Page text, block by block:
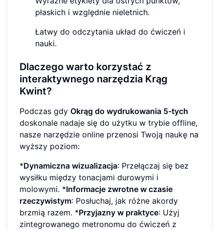
płaskich i względnie nieletnich.
Łatwy do odczytania układ do ćwiczeń i
nauki.
Dlaczego warto korzystać z
interaktywnego narzędzia Krąg
Kwint?
Podczas gdy Okrąg do wydrukowania 5-tych
doskonale nadaje się do użytku w trybie offline,
nasze narzędzie online przenosi Twoją naukę na
wyższy poziom:
*Dynamiczna wizualizacja: Przełączaj się bez
wysiłku między tonacjami durowymi i
molowymi. *Informacje zwrotne w czasie
rzeczywistym: Posłuchaj, jak różne akordy
brzmią razem. *Przyjazny w praktyce: Użyj
zintegrowanego metronomu do ćwiczeń z